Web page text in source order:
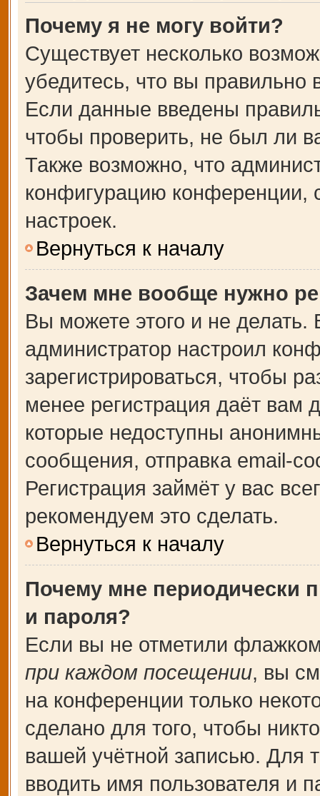
Почему я не могу войти?
Существует несколько
убедитесь, что вы правильно
Если данные введены
чтобы проверить, не был ли
Также возможно, что
конфигурацию конференции,
настроек.
Вернуться к началу
Зачем мне вообще нужно
Вы можете этого и не делать.
администратор настроил
зарегистрироваться, чтобы
менее регистрация даёт вам
которые недоступны
сообщения, отправка email-
Регистрация займёт у вас
рекомендуем это сделать.
Вернуться к началу
Почему мне периодически
и пароля?
Если вы не отметили
при каждом посещении, вы
на конференции только
сделано для того, чтобы
вашей учётной записью. Для
вводить имя пользователя и